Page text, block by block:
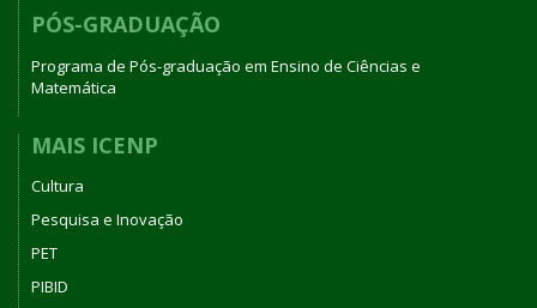
PÓS-GRADUAÇÃO
Programa de Pós-graduação em Ensino de Ciências e
Matemática
MAIS ICENP
Cultura
Pesquisa e Inovação
PET
PIBID